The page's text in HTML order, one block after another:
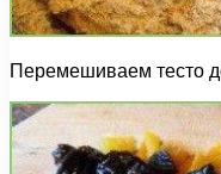
Перемешиваем тесто